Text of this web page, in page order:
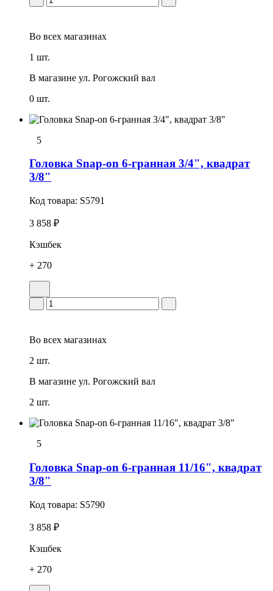
Во всех магазинах
1 шт.
В магазине ул. Рогожский вал
0 шт.
5
Головка Snap-on 6-гранная 3/4", квадрат
3/8"
Код товара: S5791
3 858 ₽
Кэшбек
+ 270
Во всех магазинах
2 шт.
В магазине ул. Рогожский вал
2 шт.
5
Головка Snap-on 6-гранная 11/16", квадрат
3/8"
Код товара: S5790
3 858 ₽
Кэшбек
+ 270